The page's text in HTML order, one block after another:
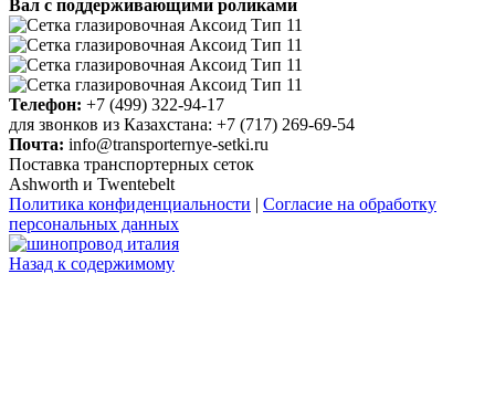
Вал с поддерживающими роликами
Телефон: +7 (499) 322-94-17
для звонков из Казахстана: +7 (717) 269-69-54
Почта: info@transporternye-setki.ru
Поставка транспортерных сеток
Ashworth и Twentebelt
Политика конфиденциальности
Согласие на обработку
персональных данных
Назад к содержимому